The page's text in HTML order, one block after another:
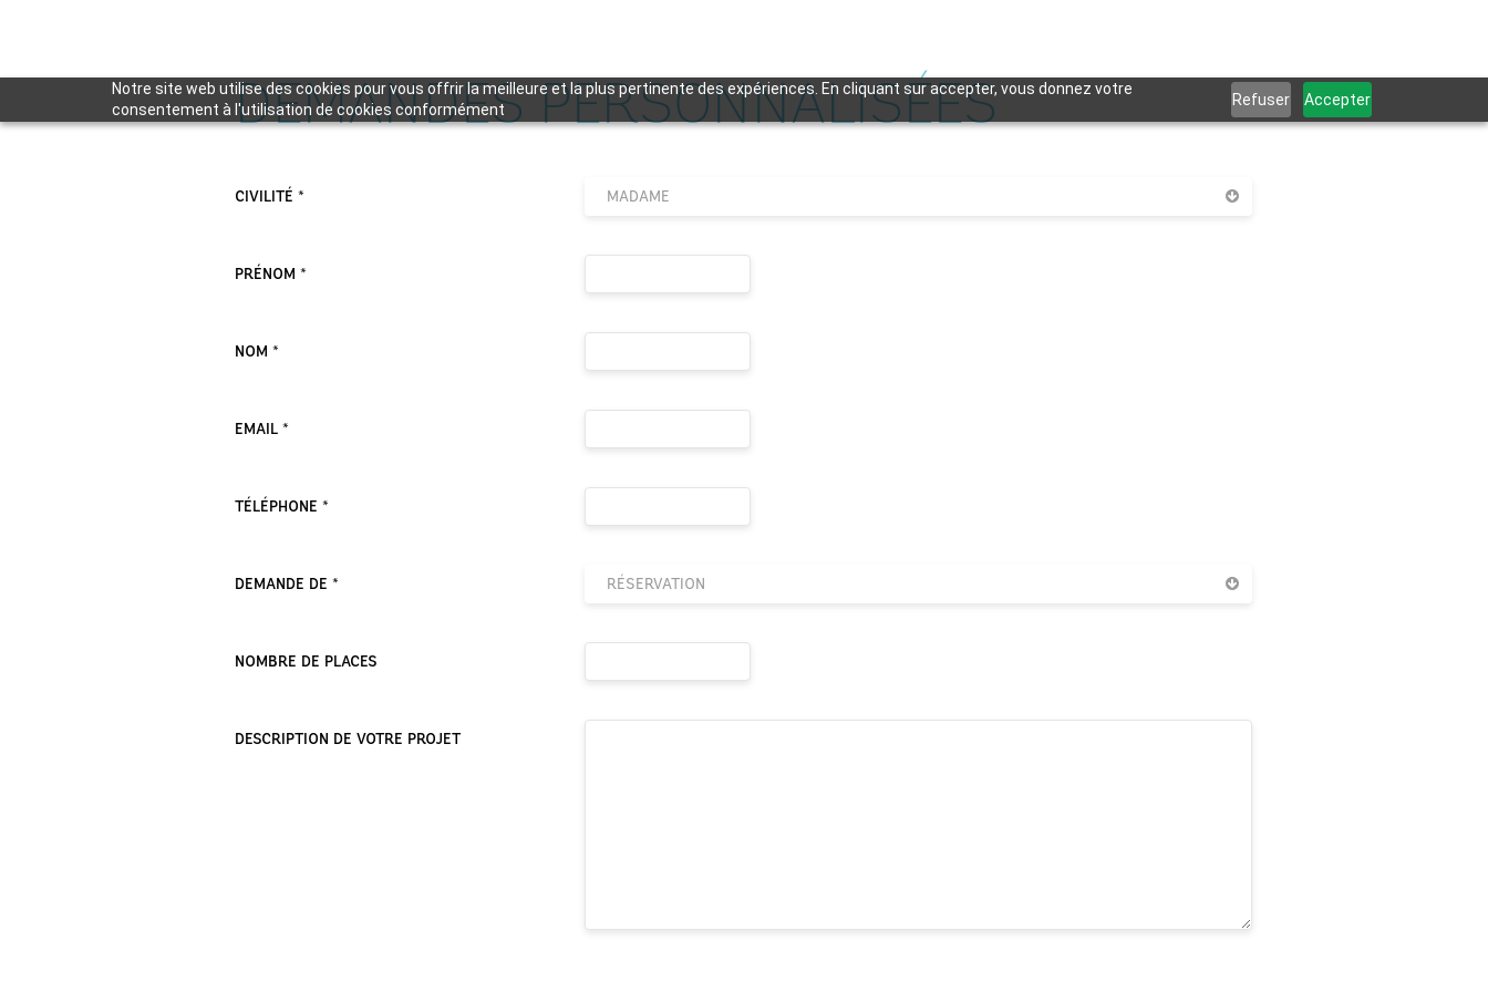
Notre site web utilise des cookies pour vous offrir la meilleure et la plus pertinente des expériences. En cliquant sur accepter, vous donnez votre
consentement à l'utilisation de cookies conformément
Refuser Accepter
DEMANDES PERSONNALISÉES
VEUILLEZ LAISSER CE CHAMP VIDE.
CIVILITÉ * MADAME
PRÉNOM *
NOM *
EMAIL *
TÉLÉPHONE *
DEMANDE DE * RÉSERVATION
NOMBRE DE PLACES
DESCRIPTION DE VOTRE PROJET